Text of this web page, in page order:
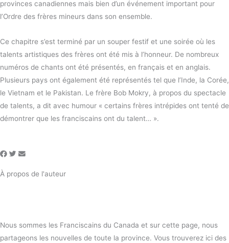
provinces canadiennes mais bien d’un événement important pour
l’Ordre des frères mineurs dans son ensemble.
Ce chapitre s’est terminé par un souper festif et une soirée où les
talents artistiques des frères ont été mis à l’honneur. De nombreux
numéros de chants ont été présentés, en français et en anglais.
Plusieurs pays ont également été représentés tel que l’Inde, la Corée,
le Vietnam et le Pakistan. Le frère Bob Mokry, à propos du spectacle
de talents, a dit avec humour « certains frères intrépides ont tenté de
démontrer que les franciscains ont du talent… ».
À propos de l'auteur
Nous sommes les Franciscains du Canada et sur cette page, nous
partageons les nouvelles de toute la province. Vous trouverez ici des